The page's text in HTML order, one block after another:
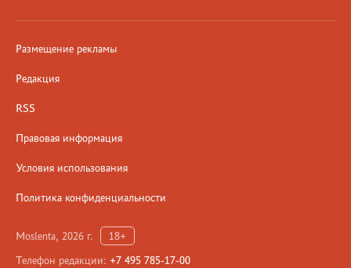
Размещение рекламы
Редакция
RSS
Правовая информация
Условия использования
Политика конфиденциальности
Moslenta, 2026 г.
18+
Телефон редакции: +7 495 785-17-00